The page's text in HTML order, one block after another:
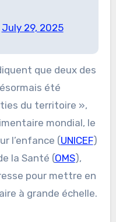
July 29, 2025
que deux des
été
du territoire »,
mondial, le
l’enfance (UNICEF)
la Santé (OMS),
pour mettre en
à grande échelle.